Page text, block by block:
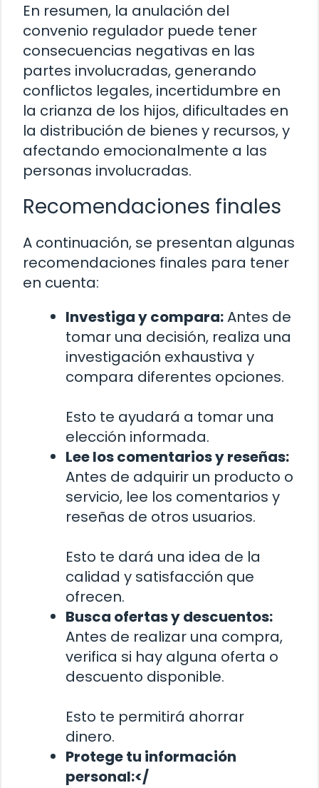
En resumen, la anulación del
convenio regulador puede tener
consecuencias negativas en las
partes involucradas, generando
conflictos legales, incertidumbre en
la crianza de los hijos, dificultades en
la distribución de bienes y recursos, y
afectando emocionalmente a las
personas involucradas.
Recomendaciones finales
A continuación, se presentan algunas
recomendaciones finales para tener
en cuenta:
Investiga y compara:Antes de
tomar una decisión, realiza una
investigación exhaustiva y
compara diferentes opciones.
Esto te ayudará a tomar una
elección informada.
Lee los comentarios y reseñas:
Antes de adquirir un producto o
servicio, lee los comentarios y
reseñas de otros usuarios.
Esto te dará una idea de la
calidad y satisfacción que
ofrecen.
Busca ofertas y descuentos:
Antes de realizar una compra,
verifica si hay alguna oferta o
descuento disponible.
Esto te permitirá ahorrar
dinero.
Protege tu información
personal:</